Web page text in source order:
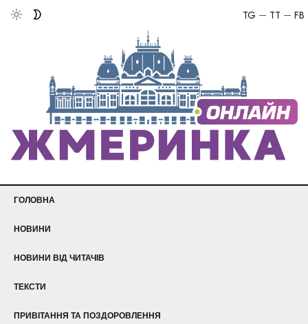
FB
TT
TG
ГОЛОВНА
НОВИНИ
НОВИНИ ВІД ЧИТАЧІВ
ТЕКСТИ
ПРИВІТАННЯ ТА ПОЗДОРОВЛЕННЯ